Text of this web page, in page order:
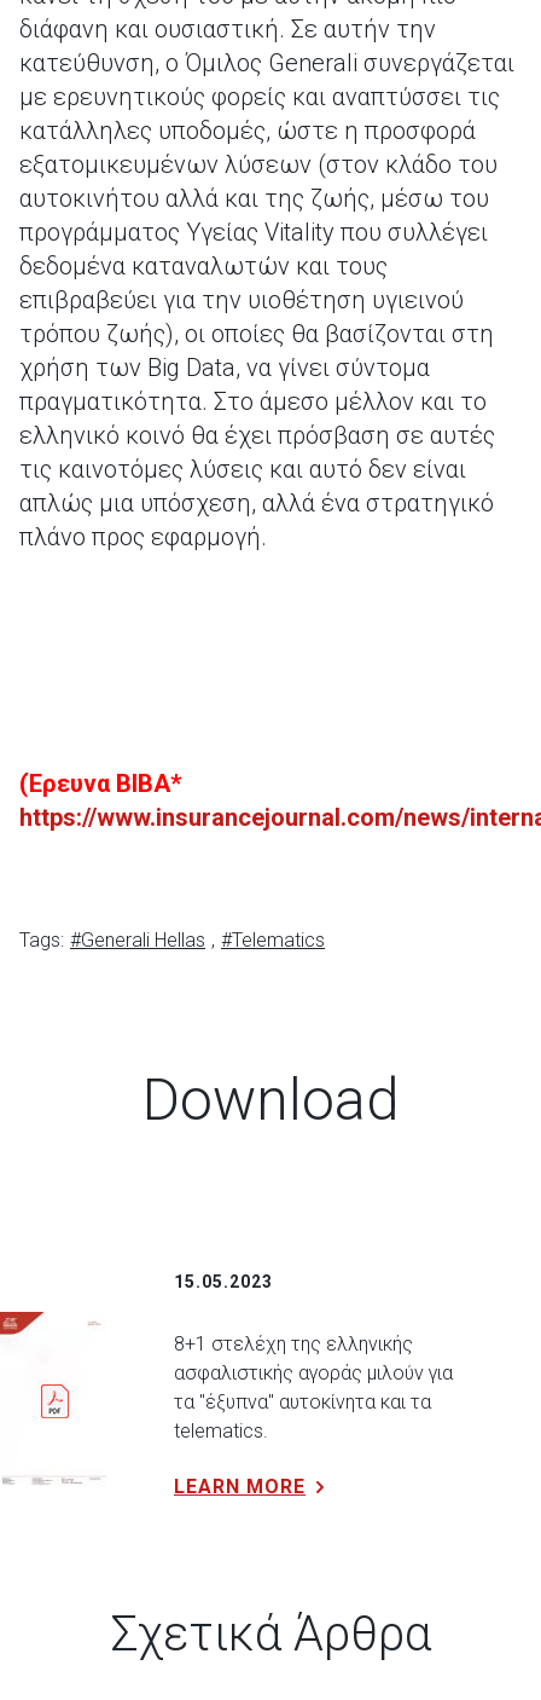
διάφανη και ουσιαστική. Σε αυτήν την
κατεύθυνση, ο Όμιλος Generali συνεργάζεται
με ερευνητικούς φορείς και αναπτύσσει τις
κατάλληλες υποδομές, ώστε η προσφορά
εξατομικευμένων λύσεων (στον κλάδο του
αυτοκινήτου αλλά και της ζωής, μέσω του
προγράμματος Υγείας Vitality που συλλέγει
δεδομένα καταναλωτών και τους
επιβραβεύει για την υιοθέτηση υγιεινού
τρόπου ζωής), οι οποίες θα βασίζονται στη
χρήση των Big Data, να γίνει σύντομα
πραγματικότητα. Στο άμεσο μέλλον και το
ελληνικό κοινό θα έχει πρόσβαση σε αυτές
τις καινοτόμες λύσεις και αυτό δεν είναι
απλώς μια υπόσχεση, αλλά ένα στρατηγικό
πλάνο προς εφαρμογή.
(Έρευνα BIBA*
https://www.insurancejournal.com/news/
Tags: #Generali Hellas , #Telematics
Download
15.05.2023
8+1 στελέχη της ελληνικής
ασφαλιστικής αγοράς μιλούν για
τα "έξυπνα" αυτοκίνητα και τα
telematics.
LEARN MORE
Σχετικά Άρθρα